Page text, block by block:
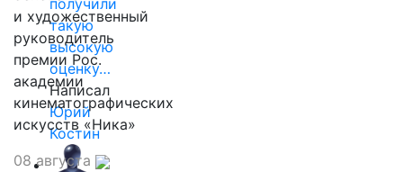
получили
такую
высокую
оценку…
Написал
Юрий
Костин
и художественный
руководитель
премии Рос.
академии
кинематографических
искусств «Ника»
08 августа